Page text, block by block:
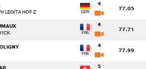
LEGITA HOF Z
4
77.05
4
77.71
4
77.99
5